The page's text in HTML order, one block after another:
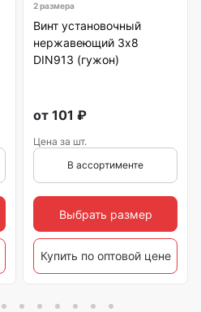
2 размера
Винт установочный
нержавеющий 3х8
DIN913 (гужон)
от 101 ₽
Цена за шт.
В ассортименте
Выбрать размер
Купить по оптовой цене